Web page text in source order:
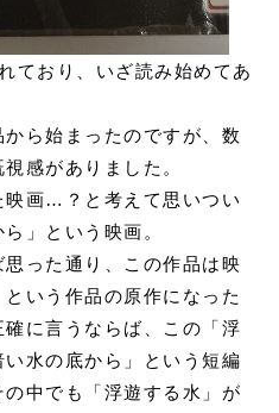
ており、いざ読み始めてあ
から始まったのですが、数
感がありました。
画…？と考えて思いつい
」という映画。
った通り、この作品は映
いう作品の原作になった
に言うならば、この「浮
水の底から」という短編
中でも「浮遊する水」が